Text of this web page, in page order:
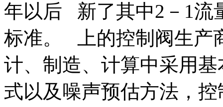
年以后 新了其中2－1流
标准。 上的控制阀生产
计、制造、计算中采用
式以及噪声预估方法，